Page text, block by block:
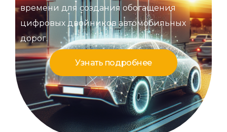
времени для создания обогащения
цифровых двойников автомобильных
дорог.
Узнать подробнее